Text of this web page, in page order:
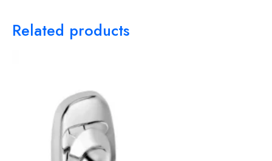
Related products